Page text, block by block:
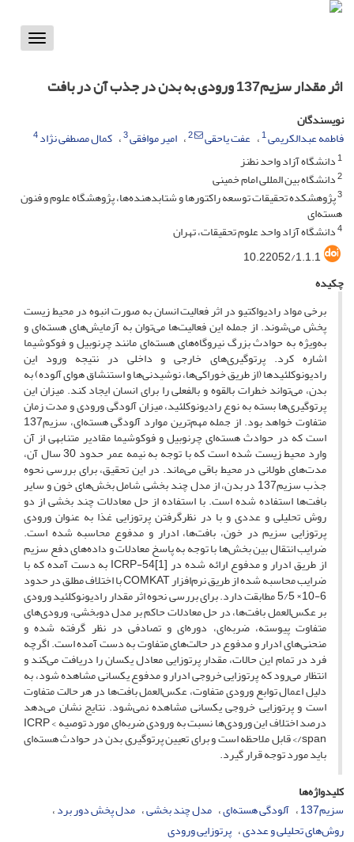
Toggle
اثر مقدار سزیم137 ورودی به بدن در جذب آن در بافت
نویسندگان
فاطمه عبدالکریمی1 عفت یاحقی 2 امیر موافقی3 کمال مصطفی نژاد4
1دانشگاه آزاد واحد نطنز
2دانشگاه بین المللی امام خمینی
3پژوهشکده تحقیقات توسعه راکتورها و شتابدهنده‌ها، پژوهشگاه علوم و فنون
هسته‌ای
4دانشگاه آزاد واحد علوم تحقیقات، تهران
10.22052/1.1.1
چکیده
برخی مواد رادیواکتیو در اثر فعالیت انسان به صورت انبوه در محیط زیست
پخش می‌شوند. از جمله این فعالیت‌ها می‌توان به آزمایش‌های هسته‌ای و
به‌ویژه به حوادث بزرگ نیروگاه‌های هسته‌ای مانند چرنوبیل و فوکوشیما
اشاره کرد. پرتوگیری‌های خارجی و داخلی در نتیجه ورود این
رادیونوکلئیدها (از طریق خوراکی‌ها، نوشیدنی‌ها و استنشاق هوای آلوده) به
بدن، می‌تواند خطرات بالقوه و بالفعلی را برای انسان ایجاد کند. میزان این
پرتوگیری‌ها بسته به نوع رادیونوکلئید، میزان آلودگی ورودی و مدت زمان
متفاوت خواهد بود. از جمله مهم‌ترین موارد آلودگی هسته‌ای، سزیم137
است که در حوادث هسته‌ای چرنوبیل و فوکوشیما مقادیر متنابهی از آن
وارد محیط زیست شده‌ است که با توجه به نیمه عمر حدود 30 سال آن،
مدت‌های طولانی در محیط باقی می‌ماند. در این تحقیق، برای بررسی نحوه
جذب سزیم137 در بدن، از مدل چند بخشی شامل بخش‌های خون و سایر
بافت‌ها استفاده شده‌ است. با استفاده از حل معادلات چند بخشی از دو
روش‌ تحلیلی و عددی و با در نظرگرفتن پرتوزایی غذا به عنوان ورودی
پرتوزایی سزیم در خون، بافت‌ها، ادرار و مدفوع محاسبه شده است.
ضرایب انتقال بین بخش‌ها با توجه به پاسخ معادلات و داده‌های دفع سزیم
از طریق ادرار و مدفوع ارائه شده در [1]ICRP-54 به ‌دست آمده که با
ضرایب محاسبه شده از طریق نرم‌افزار COMKAT با اختلاف مطلق در حدود
6-10× 5/5 مطابقت دارد. برای بررسی نحوه اثر مقدار رادیونوکلئید ورودی
بر عکس‌العمل بافت‌ها، در حل معادلات حاکم بر مدل دوبخشی، ورودی‌های
متفاوت پیوسته، ضربه‌ای، دوره‌ای و تصادفی در نظر گرفته شده و
منحنی‌های ادرار و مدفوع در حالت‌های متفاوت به دست آمده است. اگرچه
فرد در تمام این حالات، مقدار پرتوزایی معادل یکسان را دریافت می‌کند و
انتظار می‌رود که پرتوزایی خروجی ادرار و مدفوع یکسانی مشاهده شود، به
دلیل اعمال توابع ورودی متفاوت، عکس‌العمل بافت‌ها در هر حالت متفاوت
است و پرتوزایی خروجی یکسانی مشاهده نمی‌شود. نتایج نشان می‌دهد
درصد اختلاف این ورودی‌ها نسبت به ورودی ضربه‌ای مورد توصیه ICRP <
/span> قابل ملاحظه است و برای تعیین پرتوگیری بدن در حوادث هسته‌ای
باید مورد توجه قرار گیرد.
کلیدواژه‌ها
سزیم137
آلودگی هسته‌ای مدل چند بخشی مدل پخش دور برد
روش‌های تحلیلی و عددی پرتوزایی ورودی